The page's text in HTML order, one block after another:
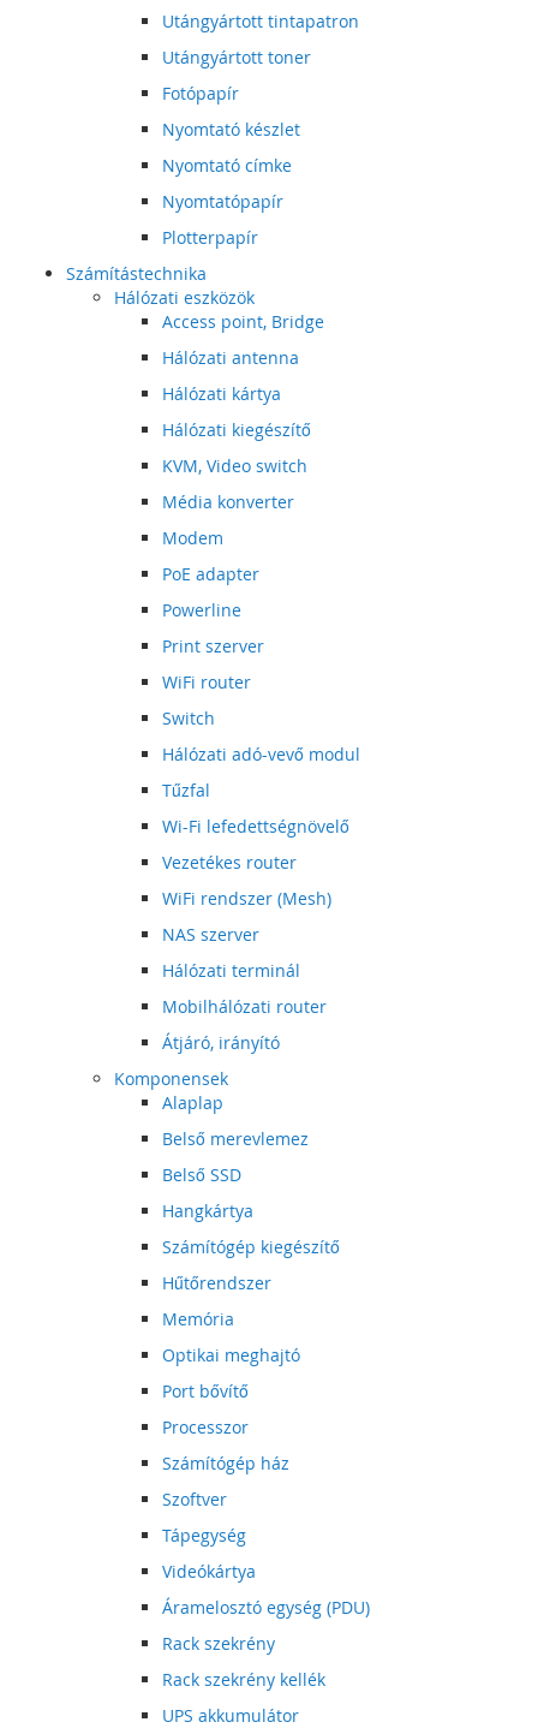
Utángyártott tintapatron
Utángyártott toner
Fotópapír
Nyomtató készlet
Nyomtató címke
Nyomtatópapír
Plotterpapír
Számítástechnika
Hálózati eszközök
Access point, Bridge
Hálózati antenna
Hálózati kártya
Hálózati kiegészítő
KVM, Video switch
Média konverter
Modem
PoE adapter
Powerline
Print szerver
WiFi router
Switch
Hálózati adó-vevő modul
Tűzfal
Wi-Fi lefedettségnövelő
Vezetékes router
WiFi rendszer (Mesh)
NAS szerver
Hálózati terminál
Mobilhálózati router
Átjáró, irányító
Komponensek
Alaplap
Belső merevlemez
Belső SSD
Hangkártya
Számítógép kiegészítő
Hűtőrendszer
Memória
Optikai meghajtó
Port bővítő
Processzor
Számítógép ház
Szoftver
Tápegység
Videókártya
Áramelosztó egység (PDU)
Rack szekrény
Rack szekrény kellék
UPS akkumulátor